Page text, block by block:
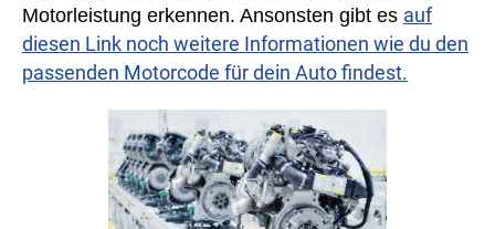
Motorleistung erkennen. Ansonsten gibt es auf
diesen Link noch weitere Informationen wie du den
passenden Motorcode für dein Auto findest.